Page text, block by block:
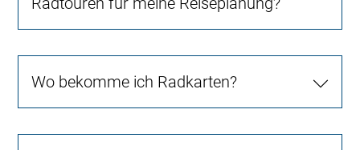
Wo bekomme ich Radkarten?